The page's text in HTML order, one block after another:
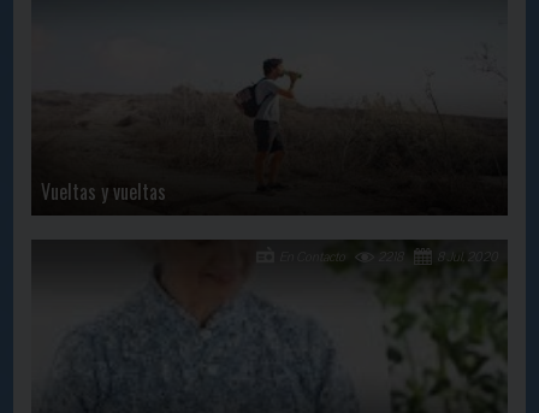
Vueltas y vueltas
8 Jul, 2020
2218
En Contacto